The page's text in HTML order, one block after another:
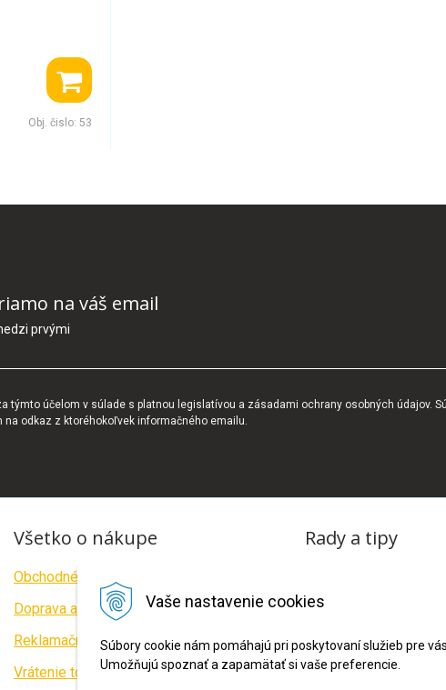
Vaše nastavenie cookies
Súbory cookie nám pomáhajú pri poskytovaní služieb pre vás.
Umožňujú spoznať a zapamätať si vaše preferencie.
Obj. čislo: 53
na váš email
prvými
týmto účelom v súlade s platnou legislatívou a zásadami ochrany osobných údajov.
odkaz z ktoréhokoľvek informačného emailu.
Všetko o nákupe
Obchodné podmienky
Doprava a platba
Reklamačný poriadok
Vrátenie tovaru
Rady a tipy